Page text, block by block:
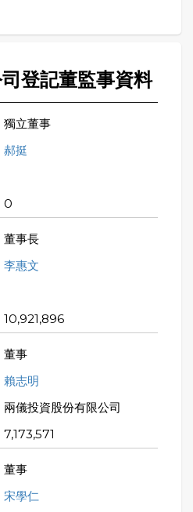
登記董監事資料
獨立董事
郝挺
0
董事長
李惠文
10,921,896
董事
賴志明
兩儀投資股份有限公司
7,173,571
董事
宋學仁